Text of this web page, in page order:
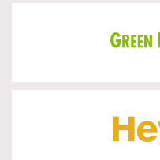
zur
zur